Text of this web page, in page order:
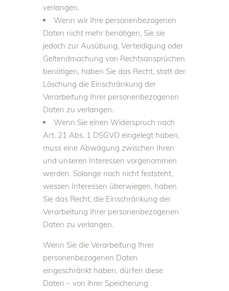
verlangen.
Wenn wir Ihre personenbezogenen
Daten nicht mehr benötigen, Sie sie
jedoch zur Ausübung, Verteidigung oder
Geltendmachung von Rechtsansprüchen
benötigen, haben Sie das Recht, statt der
Löschung die Einschränkung der
Verarbeitung Ihrer personenbezogenen
Daten zu verlangen.
Wenn Sie einen Widerspruch nach
Art. 21 Abs. 1 DSGVO eingelegt haben,
muss eine Abwägung zwischen Ihren
und unseren Interessen vorgenommen
werden. Solange noch nicht feststeht,
wessen Interessen überwiegen, haben
Sie das Recht, die Einschränkung der
Verarbeitung Ihrer personenbezogenen
Daten zu verlangen.
Wenn Sie die Verarbeitung Ihrer
personenbezogenen Daten
eingeschränkt haben, dürfen diese
Daten – von ihrer Speicherung